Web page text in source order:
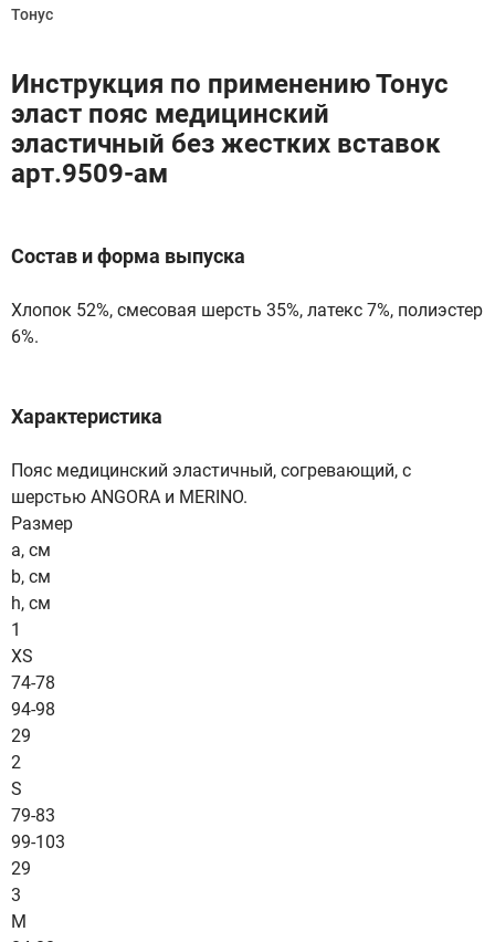
Тонус
Инструкция по применению Тонус
эласт пояс медицинский
эластичный без жестких вставок
арт.9509-ам
Состав и форма выпуска
Хлопок 52%, смесовая шерсть 35%, латекс 7%, полиэстер
6%.
Характеристика
Пояс медицинский эластичный, согревающий, с
шерстью ANGORA и MERINO.
Размер
a, см
b, см
h, см
1
XS
74-78
94-98
29
2
S
79-83
99-103
29
3
M